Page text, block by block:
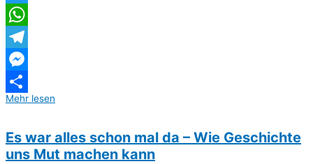
Twitter
WhatsApp
Telegram
Messenger
Teilen
Mehr lesen
Es war alles schon mal da – Wie Geschichte
uns Mut machen kann